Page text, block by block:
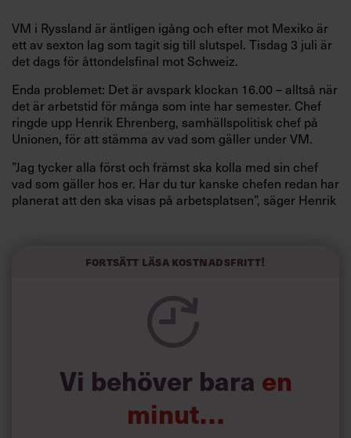
VM i Ryssland är äntligen igång och efter mot Mexiko är
ett av sexton lag som tagit sig till slutspel. Tisdag 3 juli är
det dags för åttondelsfinal mot Schweiz.
Enda problemet: Det är avspark klockan 16.00 – alltså när
det är arbetstid för många som inte har semester. Chef
ringde upp Henrik Ehrenberg, samhällspolitisk chef på
Unionen, för att stämma av vad som gäller under VM.
”Jag tycker alla först och främst ska kolla med sin chef
vad som gäller hos er. Har du tur kanske chefen redan har
planerat att den ska visas på arbetsplatsen”, säger Henrik
det ändå. Blir det löneavdrag då?
bör du följa det. Du bör absolut inte utsätta dig för
konsekvenserna som kan bli allvarliga genom
Fortsätt läsa kostnadsfritt!
Vi behöver bara en
minut…